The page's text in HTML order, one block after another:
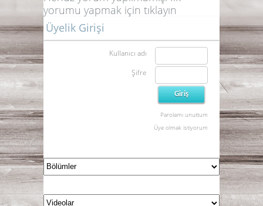
yorumu yapmak için tıklayın
Üyelik Girişi
Kullanıcı adı
Şifre
Parolamı unuttum
Üye olmak istiyorum